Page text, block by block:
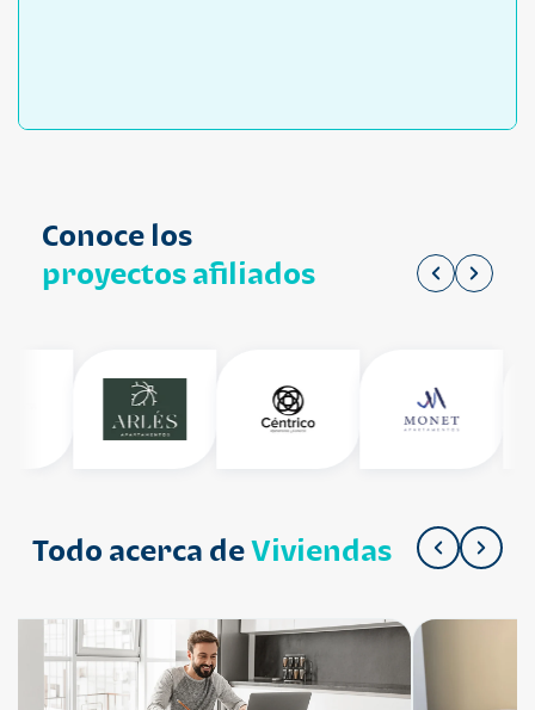
Conoce los
proyectos afiliados
Todo acerca deViviendas